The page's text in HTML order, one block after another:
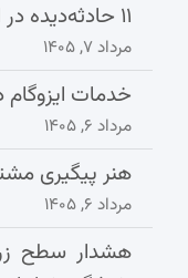
۱۱ حادثه‌دیده در اصفهان امدادرسانی شدند
مرداد ۷, ۱۴۰۵
خدمات ایزوگام
مرداد ۶, ۱۴۰۵
هنر پیگیری
مرداد ۶, ۱۴۰۵
هشدار سطح